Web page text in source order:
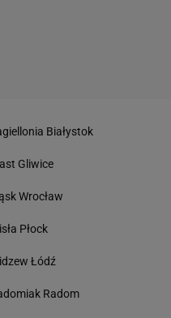
Białystok
Gliwice
Wrocław
Płock
Łódź
Radom